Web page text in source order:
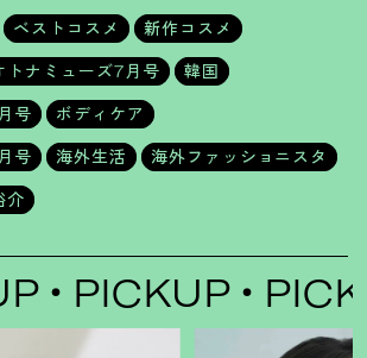
ベストコスメ
新作コスメ
トナミューズ7月号
韓国
号
ボディケア
号
海外生活
海外ファッショニスタ
介
PICKUP